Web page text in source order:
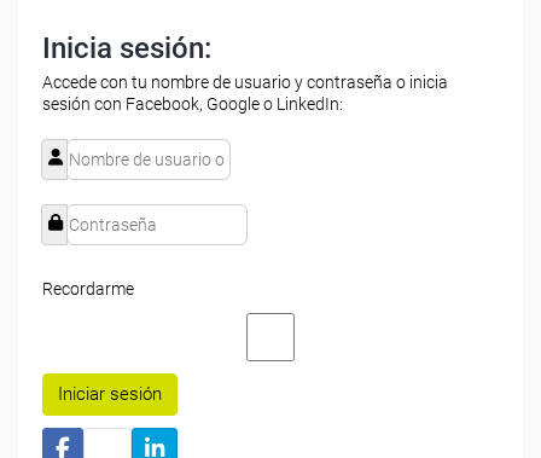
Inicia sesión:
Accede con tu nombre de usuario y contraseña o inicia
sesión con Facebook, Google o LinkedIn:
Recordarme
Iniciar sesión